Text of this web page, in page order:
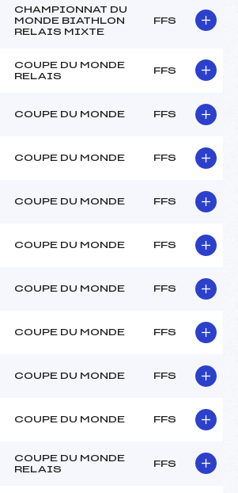
CHAMPIONNAT DU
MONDE BIATHLON
RELAIS MIXTE
FFS
COUPE DU MONDE
RELAIS
FFS
COUPE DU MONDE FFS
COUPE DU MONDE FFS
COUPE DU MONDE FFS
COUPE DU MONDE FFS
COUPE DU MONDE FFS
COUPE DU MONDE FFS
COUPE DU MONDE FFS
COUPE DU MONDE FFS
COUPE DU MONDE
RELAIS
FFS